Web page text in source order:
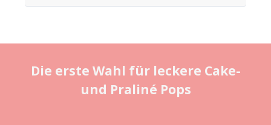
Die erste Wahl für leckere Cake-
und Praliné Pops